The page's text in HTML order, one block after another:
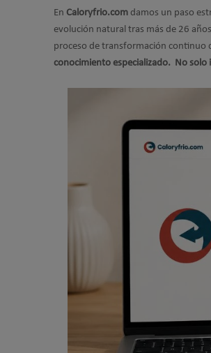
En Caloryfrio.com damos un paso
evolución natural tras más de 26
proceso de transformación continuo
conocimiento especializado. No solo